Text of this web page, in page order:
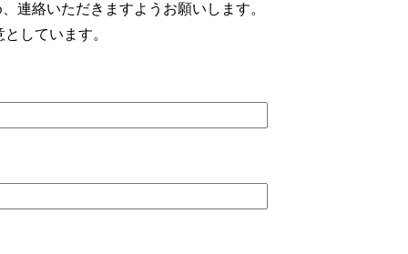
連絡いただきますようお願いします。
しています。